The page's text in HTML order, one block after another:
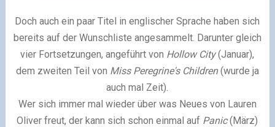
Doch auch ein paar Titel in englischer Sprache haben sich
bereits auf der Wunschliste angesammelt. Darunter gleich
vier Fortsetzungen, angeführt von Hollow City(Januar),
dem zweiten Teil von Miss Peregrine's Children(wurde ja
auch mal Zeit).
Wer sich immer mal wieder über was Neues von Lauren
Oliver freut, der kann sich schon einmal auf Panic(März)